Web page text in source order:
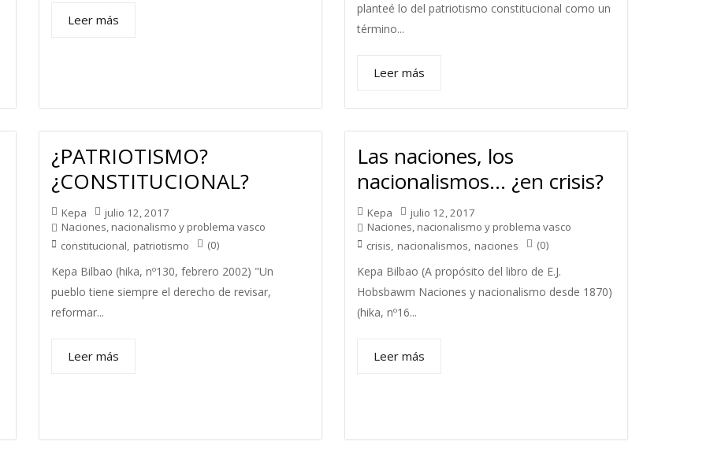
Leer más
planteé lo del patriotismo constitucional como un
término...
Leer más
¿PATRIOTISMO?
¿CONSTITUCIONAL?
Kepa
julio 12, 2017
Naciones, nacionalismo y problema vasco
constitucional patriotismo (0)
Kepa Bilbao (hika, nº130, febrero 2002) "Un
pueblo tiene siempre el derecho de revisar,
reformar...
Leer más
Las naciones, los
nacionalismos… ¿en crisis?
Kepa
julio 12, 2017
Naciones, nacionalismo y problema vasco
crisis nacionalismos naciones (0)
Kepa Bilbao (A propósito del libro de E.J.
Hobsbawm Naciones y nacionalismo desde 1870)
(hika, nº16...
Leer más